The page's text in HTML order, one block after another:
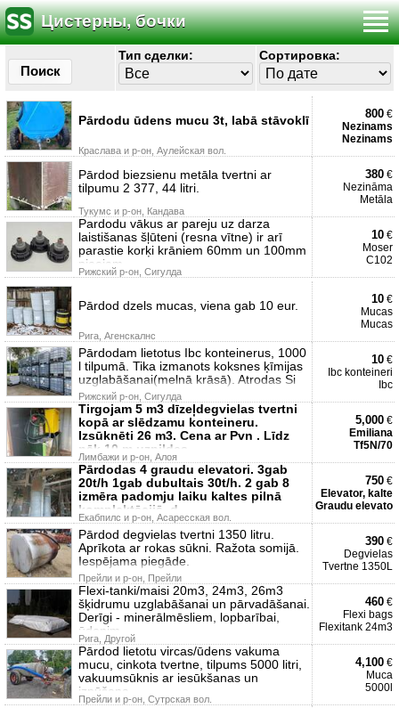
Цистерны, бочки
Поиск
Тип сделки: Сортировка:
Pārdodu ūdens mucu 3t, labā stāvoklī
Краславa и р-он, Аулейская вол.
800 €
Nezinams
Nezinams
Pārdod biezsienu metāla tvertni ar
tilpumu 2 377, 44 litri.
Тукумс и р-он, Кандава
380 €
Nezināma
Metāla
Pardodu vākus ar pareju uz darza
laistišanas šļūteni (resna vītne) ir arī
parastie korķi krāniem 60mm un 100mm
pieejam
Рижский р-он, Сигулда
10 €
Moser
C102
Pārdod dzels mucas, viena gab 10 eur.
Рига, Агенскалнс
10 €
Mucas
Mucas
Pārdodam lietotus Ibc konteinerus, 1000
l tilpumā. Tika izmanots koksnes ķīmijas
uzglabāšanai(melnā krāsā). Atrodas Si
Рижский р-он, Сигулда
10 €
Ibc konteineri
Ibc
Tirgojam 5 m3 dīzeļdegvielas tvertni
kopā ar slēdzamu konteineru.
Izsūknēti 26 m3. Cena ar Pvn . Līdz
nāk 10 m uzpildes
Лимбажи и р-он, Алоя
5,000 €
Emiliana
Tf5N/70
Pārdodas 4 graudu elevatori. 3gab
20t/h 1gab dubultais 30t/h. 2 gab 8
izmēra padomju laiku kaltes pilnā
komplektācijā, d
Екабпилс и р-он, Асаресская вол.
750 €
Elevator, kalte
Graudu elevato
Pārdod degvielas tvertni 1350 litru.
Aprīkota ar rokas sūkni. Ražota somijā.
Iespējama piegāde.
Прейли и р-он, Прейли
390 €
Degvielas
Tvertne 1350L
Flexi-tanki/maisi 20m3, 24m3, 26m3
šķidrumu uzglabāšanai un pārvadāšanai.
Derīgi - minerālmēsliem, lopbarībai,
ūdenim
Рига, Другой
460 €
Flexi bags
Flexitank 24m3
Pārdod lietotu vircas/ūdens vakuma
mucu, cinkota tvertne, tilpums 5000 litri,
vakuumsūknis ar iesūkšanas un
izpūšana
Прейли и р-он, Сутрская вол.
4,100 €
Muca
5000l